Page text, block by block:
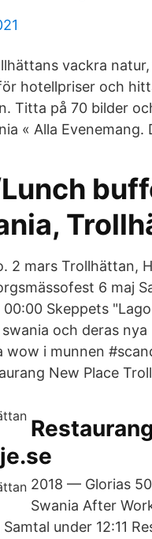
vackra
hotellpriser och
Titta på 70 bilder
« Alla
2 mars Trollhättan,
6 maj
00:00 Skeppets
och deras
wow i munnen
New Place
2018 — Glorias
Swania After
under 12:11